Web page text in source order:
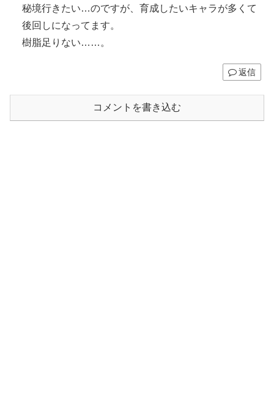
秘境行きたい…のですが、育成したいキャラが多くて
後回しになってます。
樹脂足りない……。
返信
コメントを書き込む